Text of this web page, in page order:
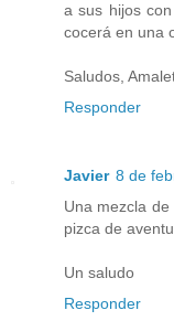
a sus hijos
cocerá en una
Saludos,
Responder
Javier 8 de
Una mezcla
pizca de
Un saludo
Responder